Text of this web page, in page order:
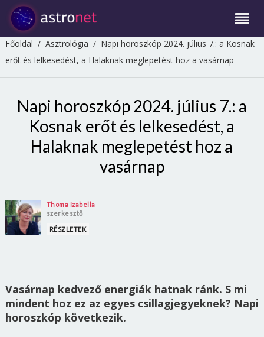
Főoldal / Asztrológia / Napi horoszkóp 2024. július 7.: a Kosnak
erőt és lelkesedést, a Halaknak meglepetést hoz a vasárnap
Napi horoszkóp 2024. július 7.: a
Kosnak erőt és lelkesedést, a
Halaknak meglepetést hoz a
vasárnap
Thoma Izabella
szerkesztő
RÉSZLETEK
Vasárnap kedvező energiák hatnak ránk. S mi
mindent hoz ez az egyes csillagjegyeknek? Napi
horoszkóp következik.